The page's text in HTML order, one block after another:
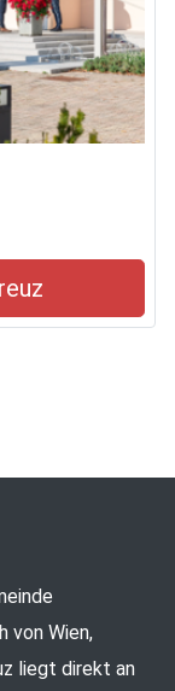
von Wien,
liegt direkt an